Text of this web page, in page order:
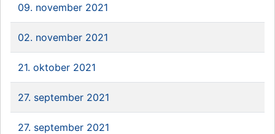
09. november 2021
02. november 2021
21. oktober 2021
27. september 2021
27. september 2021